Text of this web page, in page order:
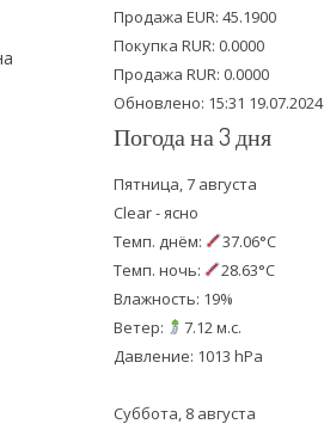
r
o
k
e
Продажа EUR: 45.1900
Покупка RUR: 0.0000
Продажа RUR: 0.0000
Обновлено: 15:31 19.07.2024
Погода на 3 дня
Пятница, 7 августа
Clear - ясно
Темп. днём:
37.06°C
Темп. ночь:
28.63°C
Влажность: 19%
Ветер:
7.12 м.с.
Давление: 1013 hPa
Суббота, 8 августа